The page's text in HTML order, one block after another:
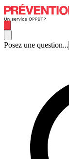
Posez une question...